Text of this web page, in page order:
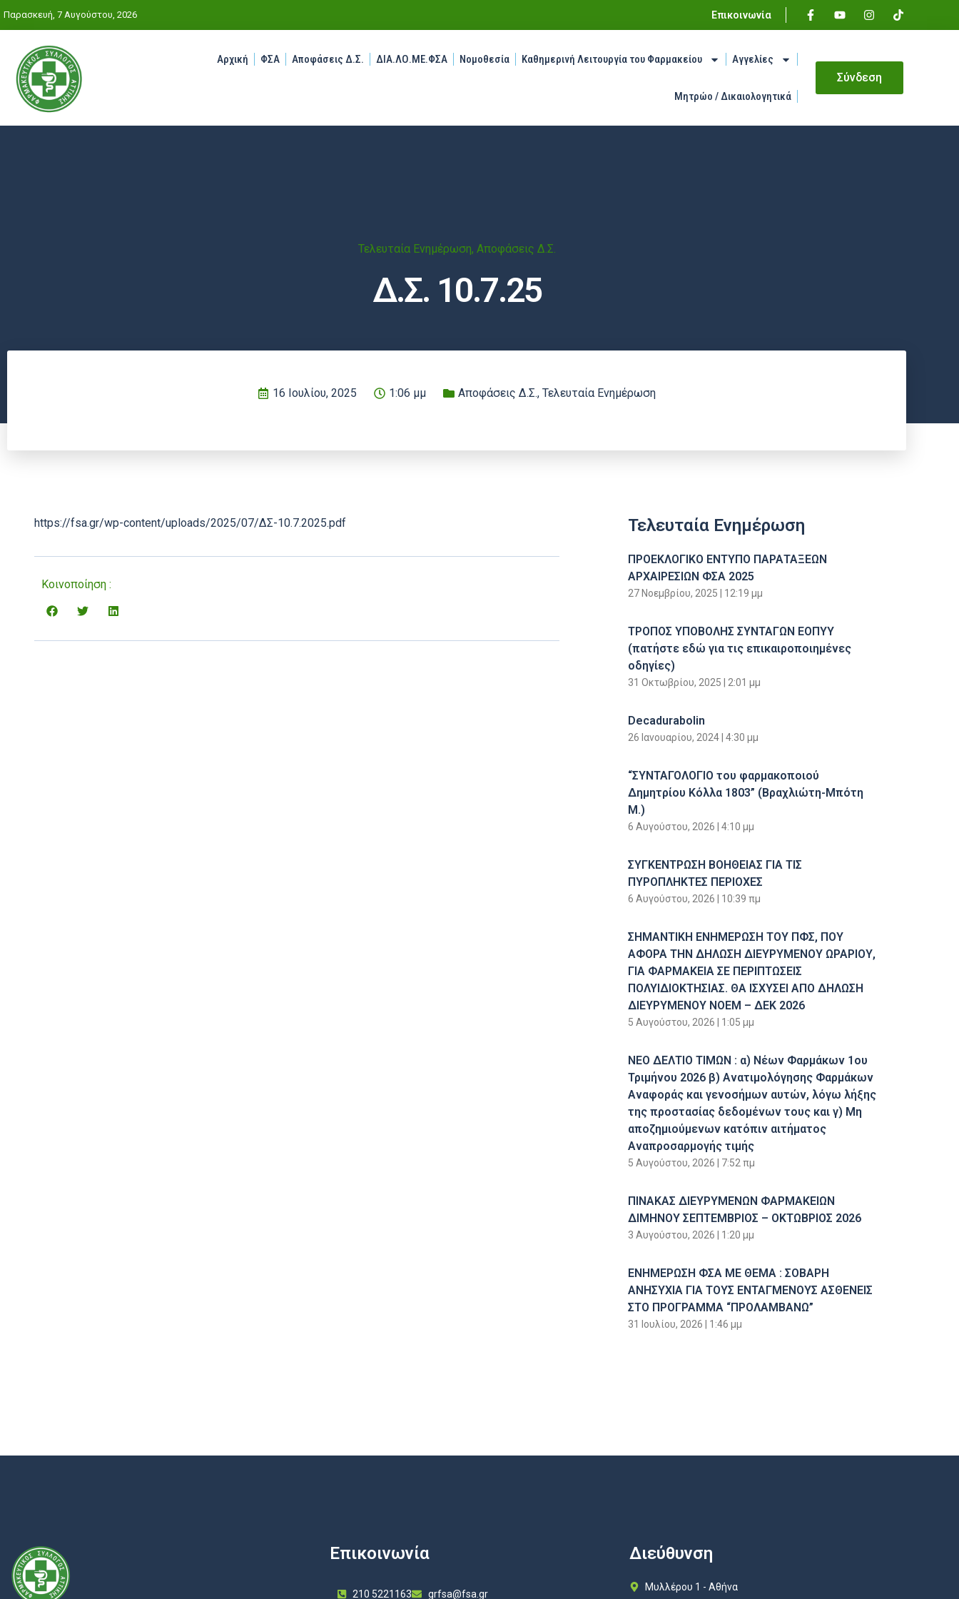
Παρασκευή, 7 Αυγούστου, 2026 Επικοινωνία
Αρχική ΦΣΑ Αποφάσεις Δ.Σ. ΔΙΑ.ΛΟ.ΜΕ.ΦΣΑ Νομοθεσία Καθημερινή Λειτουργία του Φαρμακείου Αγγελίες
Μητρώο / Δικαιολογητικά
Σύνδεση
Τελευταία Ενημέρωση, Αποφάσεις Δ.Σ.
Δ.Σ. 10.7.25
16 Ιουλίου, 2025 1:06 μμ Αποφάσεις Δ.Σ., Τελευταία Ενημέρωση
https://fsa.gr/wp-content/uploads/2025/07/ΔΣ-10.7.2025.pdf
Κοινοποίηση :
Τελευταία Ενημέρωση
ΠΡΟΕΚΛΟΓΙΚΟ ΕΝΤΥΠΟ ΠΑΡΑΤΑΞΕΩΝ
ΑΡΧΑΙΡΕΣΙΩΝ ΦΣΑ 2025
27 Νοεμβρίου, 2025 12:19 μμ
ΤΡΟΠΟΣ ΥΠΟΒΟΛΗΣ ΣΥΝΤΑΓΩΝ ΕΟΠΥΥ
(πατήστε εδώ για τις επικαιροποιημένες
οδηγίες)
31 Οκτωβρίου, 2025 2:01 μμ
Decadurabolin
26 Ιανουαρίου, 2024 4:30 μμ
“ΣΥΝΤΑΓΟΛΟΓΙΟ του φαρμακοποιού
Δημητρίου Κόλλα 1803” (Βραχλιώτη-Μπότη
Μ.)
6 Αυγούστου, 2026 4:10 μμ
ΣΥΓΚΕΝΤΡΩΣΗ ΒΟΗΘΕΙΑΣ ΓΙΑ ΤΙΣ
ΠΥΡΟΠΛΗΚΤΕΣ ΠΕΡΙΟΧΕΣ
6 Αυγούστου, 2026 10:39 πμ
ΣΗΜΑΝΤΙΚΗ ΕΝΗΜΕΡΩΣΗ ΤΟΥ ΠΦΣ, ΠΟΥ
ΑΦΟΡΑ ΤΗΝ ΔΗΛΩΣΗ ΔΙΕΥΡΥΜΕΝΟΥ ΩΡΑΡΙΟΥ,
ΓΙΑ ΦΑΡΜΑΚΕΙΑ ΣΕ ΠΕΡΙΠΤΩΣΕΙΣ
ΠΟΛΥΙΔΙΟΚΤΗΣΙΑΣ. ΘΑ ΙΣΧΥΣΕΙ ΑΠΟ ΔΗΛΩΣΗ
ΔΙΕΥΡΥΜΕΝΟΥ ΝΟΕΜ – ΔΕΚ 2026
5 Αυγούστου, 2026 1:05 μμ
ΝΕΟ ΔΕΛΤΙΟ ΤΙΜΩΝ : α) Νέων Φαρμάκων 1ου
Τριμήνου 2026 β) Ανατιμολόγησης Φαρμάκων
Αναφοράς και γενοσήμων αυτών, λόγω λήξης
της προστασίας δεδομένων τους και γ) Μη
αποζημιούμενων κατόπιν αιτήματος
Αναπροσαρμογής τιμής
5 Αυγούστου, 2026 7:52 πμ
ΠΙΝΑΚΑΣ ΔΙΕΥΡΥΜΕΝΩΝ ΦΑΡΜΑΚΕΙΩΝ
ΔΙΜΗΝΟΥ ΣΕΠΤΕΜΒΡΙΟΣ – ΟΚΤΩΒΡΙΟΣ 2026
3 Αυγούστου, 2026 1:20 μμ
ΕΝΗΜΕΡΩΣΗ ΦΣΑ ΜΕ ΘΕΜΑ : ΣΟΒΑΡΗ
ΑΝΗΣΥΧΙΑ ΓΙΑ ΤΟΥΣ ΕΝΤΑΓΜΕΝΟΥΣ ΑΣΘΕΝΕΙΣ
ΣΤΟ ΠΡΟΓΡΑΜΜΑ “ΠΡΟΛΑΜΒΑΝΩ”
31 Ιουλίου, 2026 1:46 μμ
Επικοινωνία
210 5221163 grfsa@fsa.gr
Διεύθυνση
Μυλλέρου 1 - Αθήνα